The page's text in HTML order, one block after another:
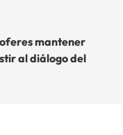
mantener
al diálogo del